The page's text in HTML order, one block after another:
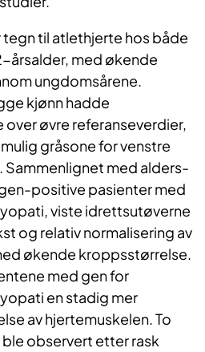
til atlethjerte hos både
årsalder, med økende
ungdomsårene.
kjønn hadde
øvre referanseverdier,
gråsone for venstre
med alders-
positive pasienter med
viste idrettsutøverne
og relativ normalisering av
økende kroppsstørrelse.
med gen for
en stadig mer
av hjertemuskelen. To
observert etter rask